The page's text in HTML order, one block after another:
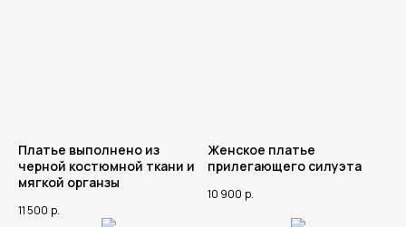
Платье выполнено из
черной костюмной ткани и
мягкой органзы
11 500 р.
Женское платье
прилегающего силуэта
10 900 р.
случая